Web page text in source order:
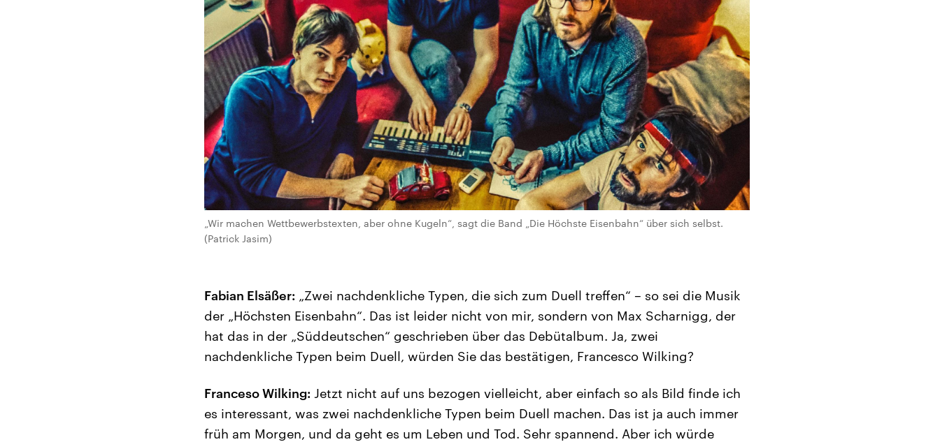
„Wir machen Wettbewerbstexten, aber ohne Kugeln“, sagt die Band „Die Höchste Eisenbahn“ über sich selbst.
(Patrick Jasim)
Fabian Elsäßer: „Zwei nachdenkliche Typen, die sich zum Duell treffen“ – so sei die Musik
der „Höchsten Eisenbahn“. Das ist leider nicht von mir, sondern von Max Scharnigg, der
hat das in der „Süddeutschen“ geschrieben über das Debütalbum. Ja, zwei
nachdenkliche Typen beim Duell, würden Sie das bestätigen, Francesco Wilking?
Franceso Wilking: Jetzt nicht auf uns bezogen vielleicht, aber einfach so als Bild finde ich
es interessant, was zwei nachdenkliche Typen beim Duell machen. Das ist ja auch immer
früh am Morgen, und da geht es um Leben und Tod. Sehr spannend. Aber ich würde